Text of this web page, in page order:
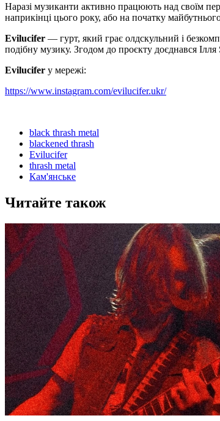
Наразі музиканти активно працюють над своїм
наприкінці цього року, або на початку
Evilucifer — гурт, який грає олдскульний і
подібну музику. Згодом до проєкту доєднався
Evilucifer у мережі:
https://www.instagram.com/evilucifer.ukr/
black thrash metal
blackened thrash
Evilucifer
thrash metal
Кам'янське
Читайте також